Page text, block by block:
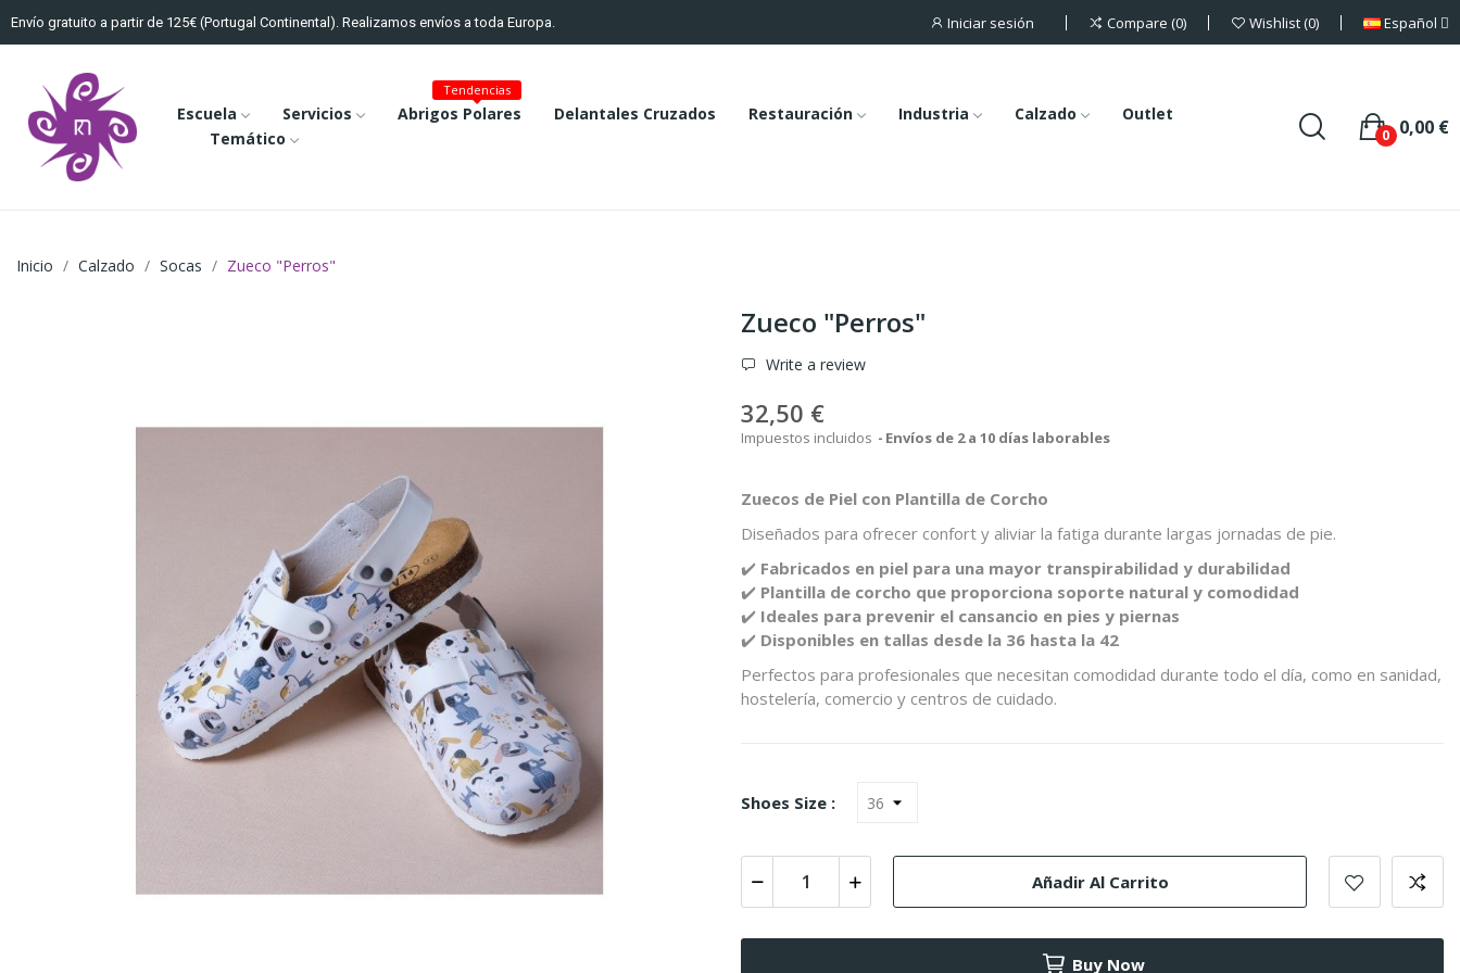
Envío gratuito a partir de 125€ (Portugal Continental). Realizamos envíos a toda Europa. Iniciar sesión Compare 0 Wishlist 0 Español
Escuela Servicios Abrigos Polares
Tendencias
Delantales Cruzados Restauración Industria Calzado
Outlet
Temático
0,00 €
0
Inicio Calzado Socas Zueco "Perros"
Zueco "Perros"
Write a review
32,50 €
Impuestos incluidos Envíos de 2 a 10 días laborables
Zuecos de Piel con Plantilla de Corcho
Diseñados para ofrecer confort y aliviar la fatiga durante largas jornadas de pie.
✔️ Fabricados en piel para una mayor transpirabilidad y durabilidad
✔️ Plantilla de corcho que proporciona soporte natural y comodidad
✔️ Ideales para prevenir el cansancio en pies y piernas
✔️ Disponibles en tallas desde la 36 hasta la 42
Perfectos para profesionales que necesitan comodidad durante todo el día, como en sanidad,
hostelería, comercio y centros de cuidado.
Shoes Size :
Añadir Al Carrito
Buy Now